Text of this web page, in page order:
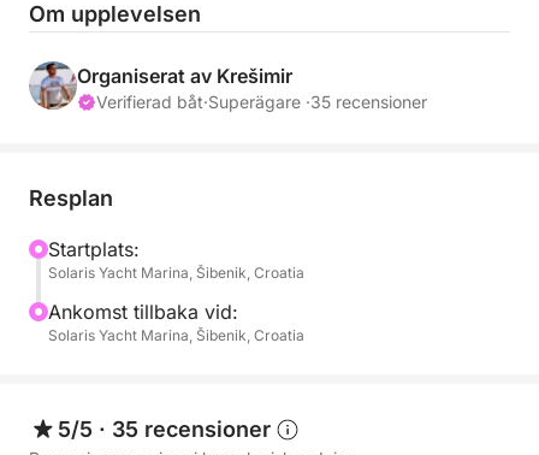
Om upplevelsen
Organiserat av Krešimir
Verifierad båt·Superägare ·35 recensioner
Resplan
Startplats:
Solaris Yacht Marina, Šibenik, Croatia
Ankomst tillbaka vid:
Solaris Yacht Marina, Šibenik, Croatia
5/5 · 35 recensioner